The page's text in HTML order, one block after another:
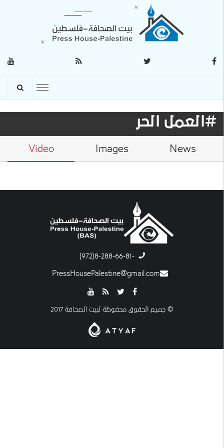
#العمل الحر
News
Images
Video
-8-288-66-81(972)
PressHousePalestine@gmail.com
© جميع الحقوق محفوظة لبيت الصحافة 2017